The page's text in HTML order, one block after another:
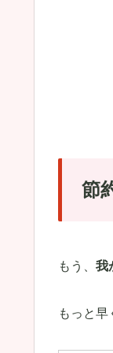
節
もう、 我
もっと